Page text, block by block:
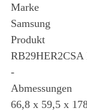
Marke
Samsung
Produkt
-
Abmessungen
66,8 x 59,5 x